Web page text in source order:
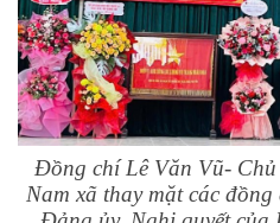
Đồng chí Lê Văn Vũ-
Nam xã thay mặt các